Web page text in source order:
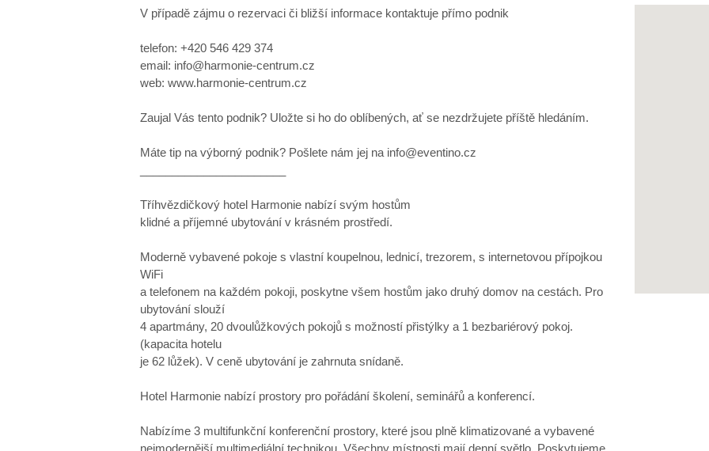
V případě zájmu o rezervaci či bližší informace kontaktuje přímo podnik
telefon: +420 546 429 374
email: info@harmonie-centrum.cz
web: www.harmonie-centrum.cz
Zaujal Vás tento podnik? Uložte si ho do oblíbených, ať se nezdržujete příště hledáním.
Máte tip na výborný podnik? Pošlete nám jej na info@eventino.cz
Tříhvězdičkový hotel Harmonie nabízí svým hostům
klidné a příjemné ubytování v krásném prostředí.
Moderně vybavené pokoje s vlastní koupelnou, lednicí, trezorem, s internetovou přípojkou
WiFi
a telefonem na každém pokoji, poskytne všem hostům jako druhý domov na cestách. Pro
ubytování slouží
4 apartmány, 20 dvoulůžkových pokojů s možností přistýlky a 1 bezbariérový pokoj.
(kapacita hotelu
je 62 lůžek). V ceně ubytování je zahrnuta snídaně.
Hotel Harmonie nabízí prostory pro pořádání školení, seminářů a konferencí.
Nabízíme 3 multifunkční konferenční prostory, které jsou plně klimatizované a vybavené